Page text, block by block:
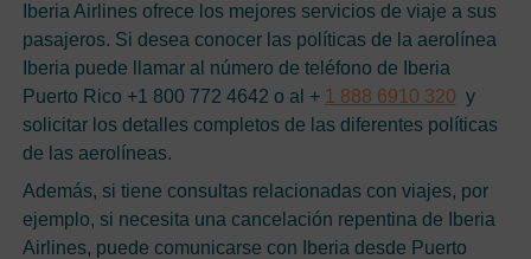
Iberia Airlines ofrece los mejores servicios de viaje a sus
pasajeros. Si desea conocer las políticas de la aerolínea
Iberia puede llamar al número de teléfono de Iberia
Puerto Rico +1 800 772 4642 o al + 1 888 6910 320 y
solicitar los detalles completos de las diferentes políticas
de las aerolíneas.
Además, si tiene consultas relacionadas con viajes, por
ejemplo, si necesita una cancelación repentina de Iberia
Airlines, puede comunicarse con Iberia desde Puerto